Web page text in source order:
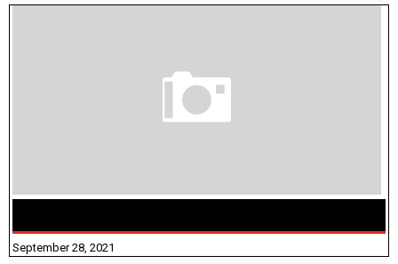
September 28, 2021